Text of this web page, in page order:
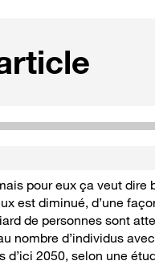
pour eux ça veut
est diminué, d’une
de personnes sont
nombre d’individus
2050, selon une